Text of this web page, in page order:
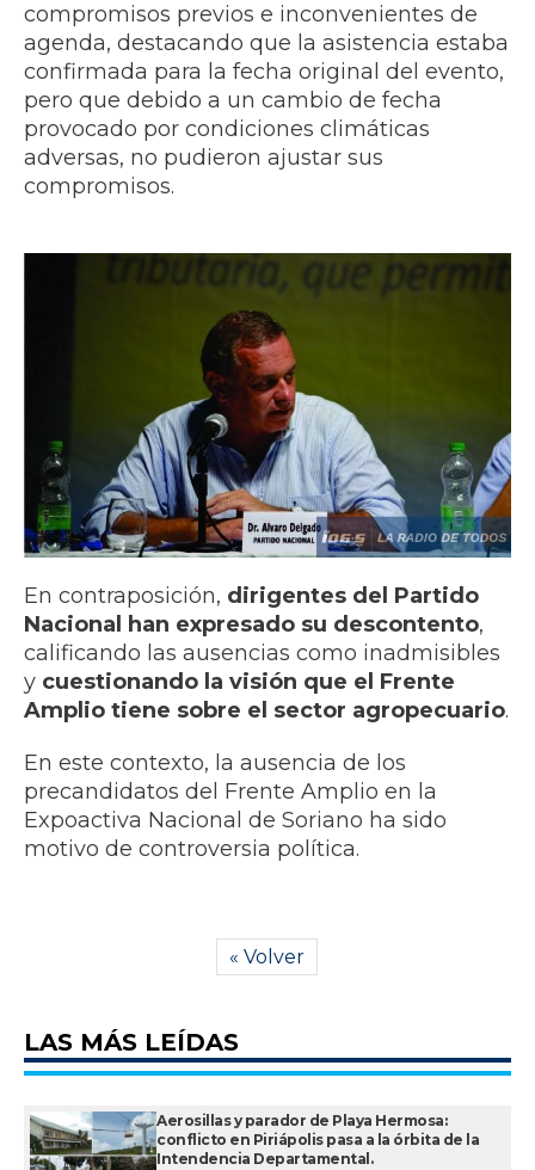
compromisos previos e inconvenientes de
agenda, destacando que la asistencia estaba
confirmada para la fecha original del evento,
pero que debido a un cambio de fecha
provocado por condiciones climáticas
adversas, no pudieron ajustar sus
compromisos.
En contraposición, dirigentes del Partido
Nacional han expresado su descontento,
calificando las ausencias como inadmisibles
y cuestionando la visión que el Frente
Amplio tiene sobre el sector agropecuario.
En este contexto, la ausencia de los
precandidatos del Frente Amplio en la
Expoactiva Nacional de Soriano ha sido
motivo de controversia política.
« Volver
LAS MÁS LEÍDAS
Aerosillas y parador de Playa Hermosa:
conflicto en Piriápolis pasa a la órbita de la
Intendencia Departamental.